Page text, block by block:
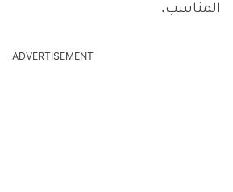
المناسب.
ADVERTISEMENT